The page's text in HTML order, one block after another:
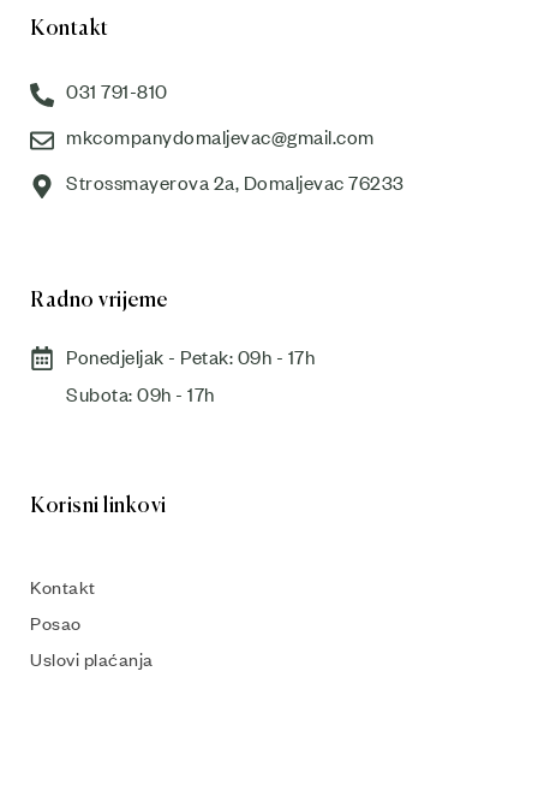
Kontakt
031 791-810
mkcompanydomaljevac@gmail.com
Strossmayerova 2a, Domaljevac 76233
Radno vrijeme
Ponedjeljak - Petak: 09h - 17h
Subota: 09h - 17h​
Korisni linkovi
Kontakt
Posao
Uslovi plaćanja